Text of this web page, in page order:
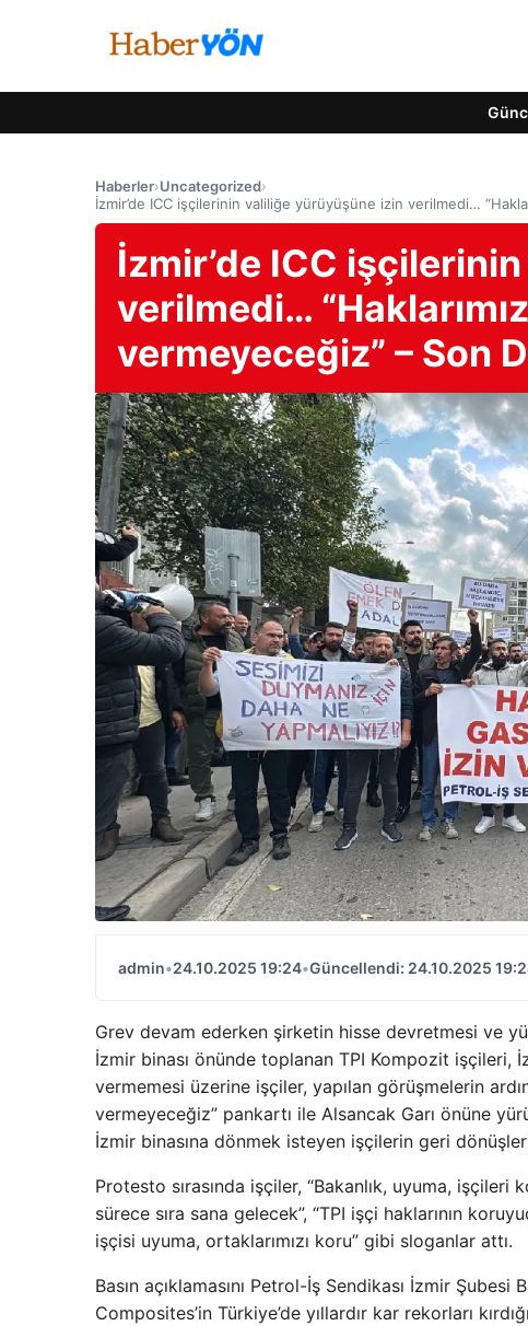
Haberler›Uncategorized›
İzmir’de ICC işçilerinin valiliğe yürüyüşüne izin verilmedi…
İzmir’de ICC
verilmedi…
vermeyeceğiz” – Son
admin•24.10.2025 19:24•Güncellendi: 24.10.2025
Grev devam ederken şirketin hisse devretmesi ve
İzmir binası önünde toplanan TPI Kompozit işçileri,
vermemesi üzerine işçiler, yapılan görüşmelerin
vermeyeceğiz” pankartı ile Alsancak Garı önüne
İzmir binasına dönmek isteyen işçilerin geri
Protesto sırasında işçiler, “Bakanlık, uyuma, işçileri
sürece sıra sana gelecek”, “TPI işçi haklarının
işçisi uyuma, ortaklarımızı koru” gibi sloganlar attı.
Basın açıklamasını Petrol-İş Sendikası İzmir
Composites’in Türkiye’de yıllardır kar rekorları